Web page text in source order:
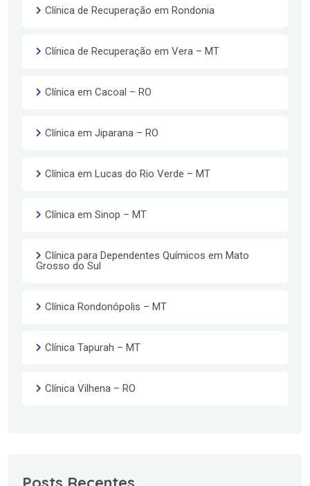
Clínica de Recuperação em Rondonia
Clínica de Recuperação em Vera – MT
Clínica em Cacoal – RO
Clínica em Jiparana – RO
Clínica em Lucas do Rio Verde – MT
Clínica em Sinop – MT
Clínica para Dependentes Químicos em Mato
Grosso do Sul
Clínica Rondonópolis – MT
Clínica Tapurah – MT
Clínica Vilhena – RO